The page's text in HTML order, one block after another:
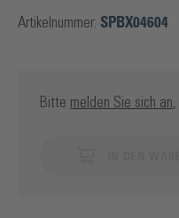
Artikelnummer: SPBX04604
Bitte melden Sie sich an